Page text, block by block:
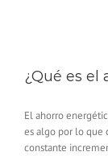
¿Qué es el
El ahorro
es algo por lo que
constante